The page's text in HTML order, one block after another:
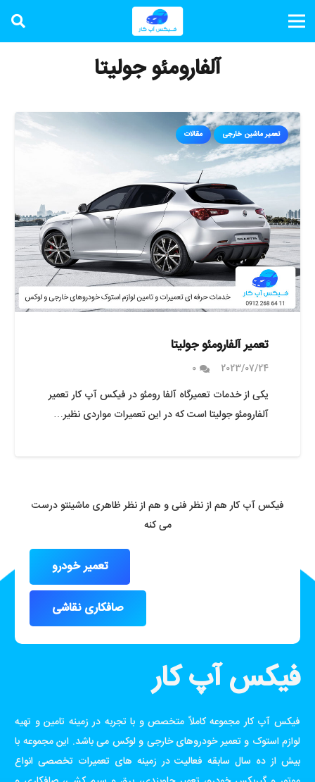
آلفارومئو جولیتا
تعمیر ماشین خارجی مقالات
تعمیر آلفارومئو جولیتا
2023/07/24
0
یکی از خدمات تعمیرگاه آلفا رومئو در فیکس آپ کار تعمیر
آلفارومئو جولیتا است که در این تعمیرات مواردی نظیر…
فیکس آپ کار هم از نظر فنی و هم از نظر ظاهری ماشینتو درست
می کنه
تعمیر خودرو
صافکاری نقاشی
فیکس آپ کار
فیکس آپ کار مجموعه کاملاً متخصص و با تجربه در زمینه تامین و تهیه
لوازم استوک و تعمیر خودروهای خارجی و لوکس می باشد. این مجموعه با
بیش از ده سال سابقه فعالیت در زمینه های تعمیرات تخصصی انواع